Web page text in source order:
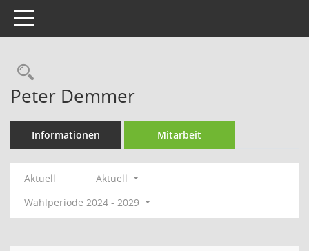
Toggle navigation
Rechercheauswahl
Peter Demmer
Informationen Mitarbeit
Aktuell
Aktuell
Wahlperiode 2024 - 2029